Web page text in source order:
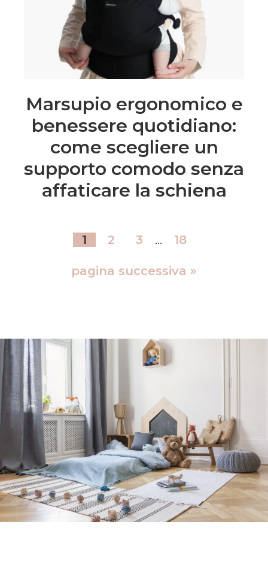
Marsupio ergonomico e
benessere quotidiano:
come scegliere un
supporto comodo senza
affaticare la schiena
1 2 3 … 18
pagina successiva »